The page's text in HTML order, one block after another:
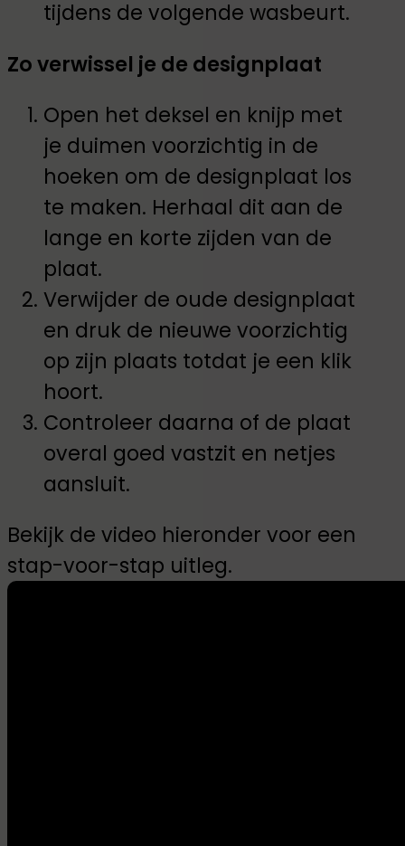
tijdens de volgende wasbeurt.
Zo verwissel je de designplaat
Open het deksel en knijp met
je duimen voorzichtig in de
hoeken om de designplaat los
te maken. Herhaal dit aan de
lange en korte zijden van de
plaat.
Verwijder de oude designplaat
en druk de nieuwe voorzichtig
op zijn plaats totdat je een klik
hoort.
Controleer daarna of de plaat
overal goed vastzit en netjes
aansluit.
Bekijk de video hieronder voor een
stap-voor-stap uitleg.